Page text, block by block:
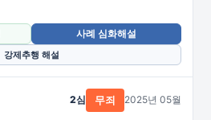
사례 심화해설
강제추행 해설
2심 무죄 2025년 05월